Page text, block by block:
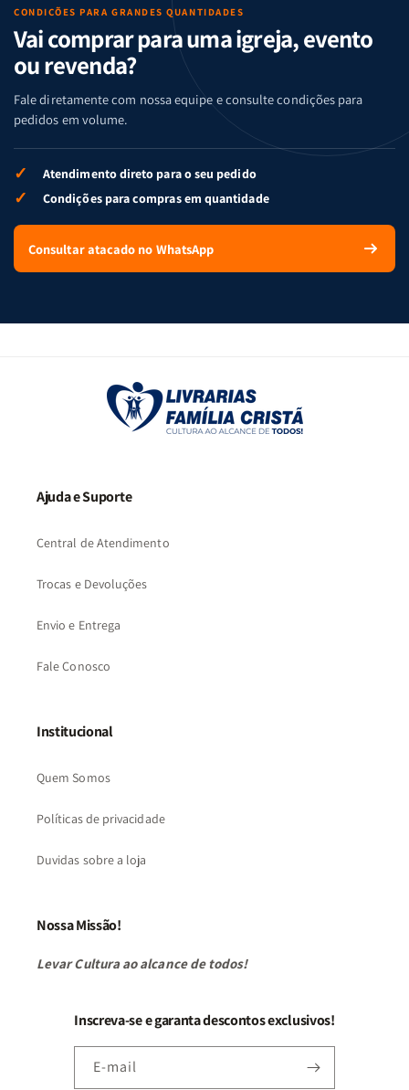
CONDIÇÕES PARA GRANDES QUANTIDADES
Vai comprar para uma igreja, evento
ou revenda?
Fale diretamente com nossa equipe e consulte condições para
pedidos em volume.
✓ Atendimento direto para o seu pedido
✓ Condições para compras em quantidade
Consultar atacado no WhatsApp
Ajuda e Suporte
Central de Atendimento
Trocas e Devoluções
Envio e Entrega
Fale Conosco
Institucional
Quem Somos
Políticas de privacidade
Duvidas sobre a loja
Nossa Missão!
Levar Cultura ao alcance de todos!
Inscreva-se e garanta descontos exclusivos!
E-mail